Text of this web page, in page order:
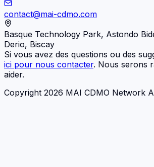
contact@mai-cdmo.com
Basque Technology Park, Astondo
Derio, Biscay
Si vous avez des questions ou des
ici pour nous contacter. Nous serons
aider.
Copyright 2026 MAI CDMO Network